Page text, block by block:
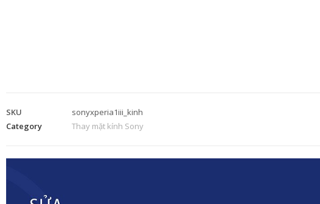
SKU
sonyxperia1iii_kinh
Category
Thay mặt kính Sony